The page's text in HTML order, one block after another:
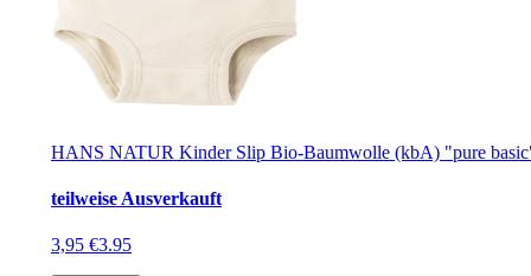
HANS NATUR Kinder Slip Bio-Baumwolle (kbA) "pure
teilweise Ausverkauft
3,95 €3.95